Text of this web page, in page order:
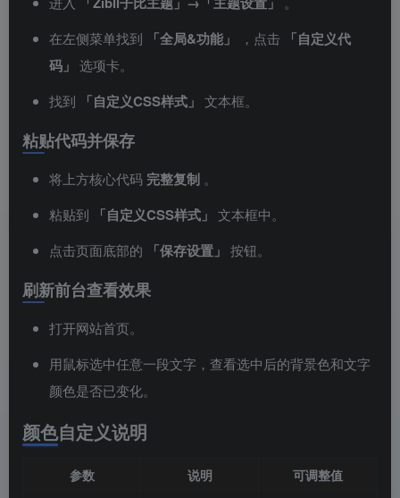
在左侧菜单找到
「全局&功能」 ，点击
「自定义代
码」 选项卡。
找到
「自定义CSS样式」 文本框。
粘贴代码并保存
将上方核心代码 完整复制 。
粘贴到
「自定义CSS样式」 文本框中。
点击页面底部的
「保存设置」 按钮。
刷新前台查看效果
打开网站首页。
用鼠标选中任意一段文字，查看选中后的背景色和文字
颜色是否已变化。
颜色自定义说明
参数 说明 可调整值